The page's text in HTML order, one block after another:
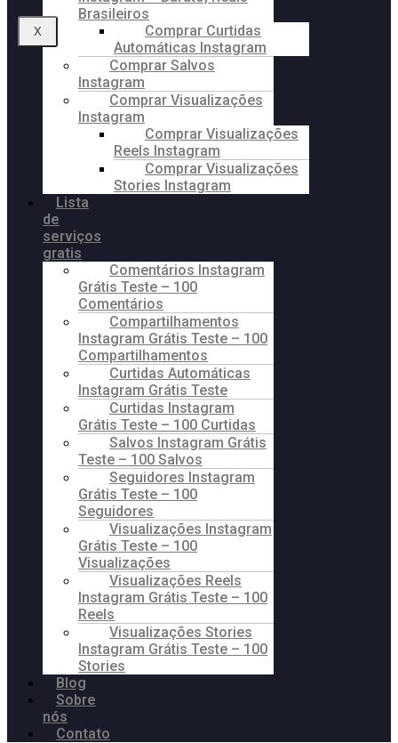
X
Brasileiros
Comprar Curtidas
Automáticas Instagram
Comprar Salvos
Instagram
Comprar Visualizações
Instagram
Comprar Visualizações
Reels Instagram
Comprar Visualizações
Stories Instagram
Lista
de
serviços
gratis
Comentários Instagram
Grátis Teste – 100
Comentários
Compartilhamentos
Instagram Grátis Teste – 100
Compartilhamentos
Curtidas Automáticas
Instagram Grátis Teste
Curtidas Instagram
Grátis Teste – 100 Curtidas
Salvos Instagram Grátis
Teste – 100 Salvos
Seguidores Instagram
Grátis Teste – 100
Seguidores
Visualizações Instagram
Grátis Teste – 100
Visualizações
Visualizações Reels
Instagram Grátis Teste – 100
Reels
Visualizações Stories
Instagram Grátis Teste – 100
Stories
Blog
Sobre
nós
Contato